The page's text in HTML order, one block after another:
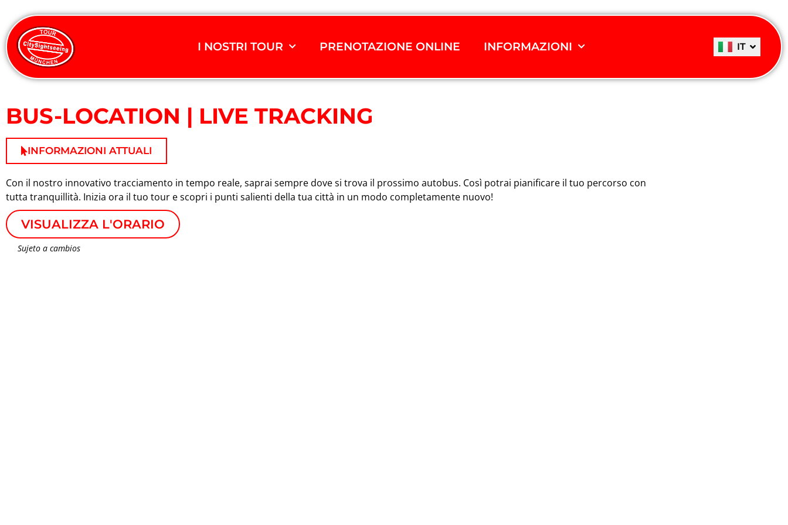
I NOSTRI TOUR PRENOTAZIONE ONLINE INFORMAZIONI IT
EN
DE
BUS-LOCATION | LIVE TRACKING
INFORMAZIONI ATTUALI
Con il nostro innovativo tracciamento in tempo reale, saprai sempre dove si trova il prossimo autobus. Così potrai pianificare il tuo percorso con
tutta tranquillità. Inizia ora il tuo tour e scopri i punti salienti della tua città in un modo completamente nuovo!
VISUALIZZA L'ORARIO
Sujeto a cambios